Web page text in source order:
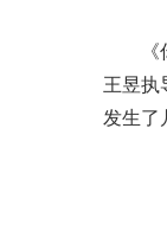
王昱执
发生了